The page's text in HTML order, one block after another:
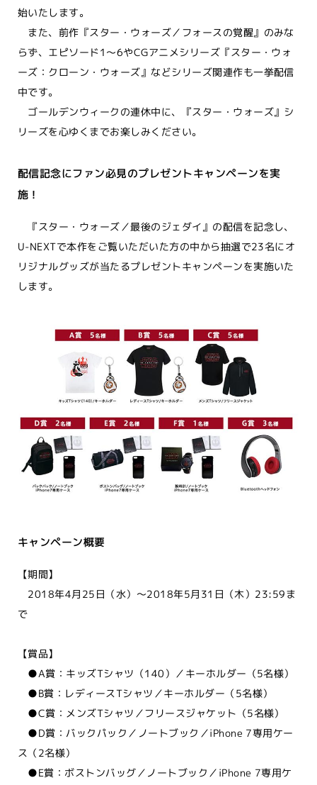
始いたします。
また、前作『スター・ウォーズ／フォースの覚醒』のみな
らず、エピソード1～6やCGアニメシリーズ『スター・ウォ
ーズ：クローン・ウォーズ』などシリーズ関連作も一挙配信
中です。
ゴールデンウィークの連休中に、『スター・ウォーズ』シ
リーズを心ゆくまでお楽しみください。
配信記念にファン必見のプレゼントキャンペーンを実
施！
『スター・ウォーズ／最後のジェダイ』の配信を記念し、
U-NEXTで本作をご覧いただいた方の中から抽選で23名にオ
リジナルグッズが当たるプレゼントキャンペーンを実施いた
します。
キャンペーン概要
【期間】
2018年4月25日（水）～2018年5月31日（木）23:59ま
で
【賞品】
●A賞：キッズTシャツ（140）／キーホルダー（5名様）
●B賞：レディースTシャツ／キーホルダー（5名様）
●C賞：メンズTシャツ／フリースジャケット（5名様）
●D賞：バックパック／ノートブック／iPhone 7専用ケー
ス（2名様）
●E賞：ボストンバッグ／ノートブック／iPhone 7専用ケ